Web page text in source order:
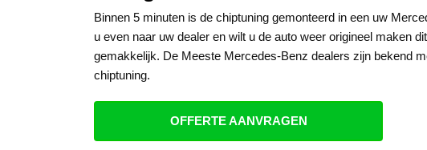
Binnen 5 minuten is de chiptuning gemonteerd in een uw
u even naar uw dealer en wilt u de auto weer origineel maken
gemakkelijk. De Meeste Mercedes-Benz dealers zijn bekend
chiptuning.
OFFERTE AANVRAGEN